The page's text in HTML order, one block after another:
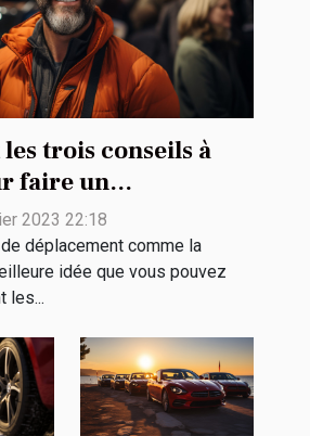
trois conseils à
faire un
?
2023 22:18
déplacement comme la
idée que vous pouvez
les...